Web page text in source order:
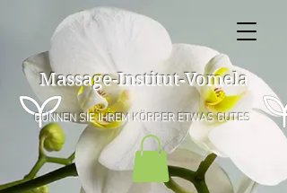
Massage-Institut-Vomela
GÖNNEN SIE IHREM KÖRPER ETWAS GUTES